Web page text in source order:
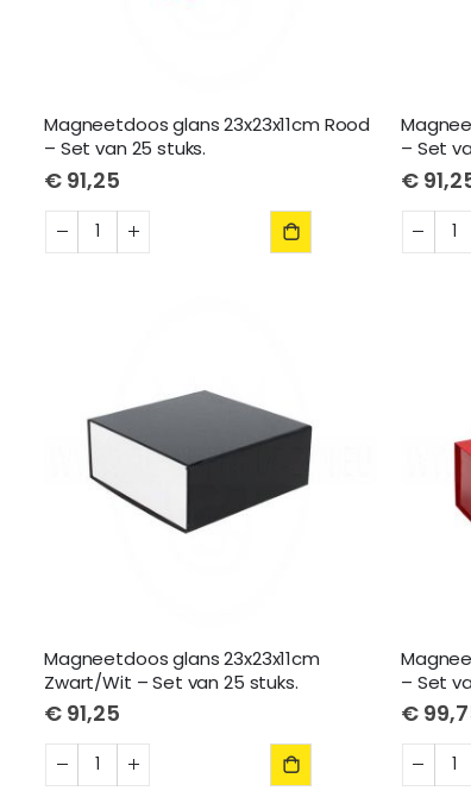
Magneetdoos glans 23x23x11cm Rood
– Set van 25 stuks.
€ 91,25
– Set
€
Magneetdoos glans 23x23x11cm
Zwart/Wit – Set van 25 stuks.
€ 91,25
– Set
€